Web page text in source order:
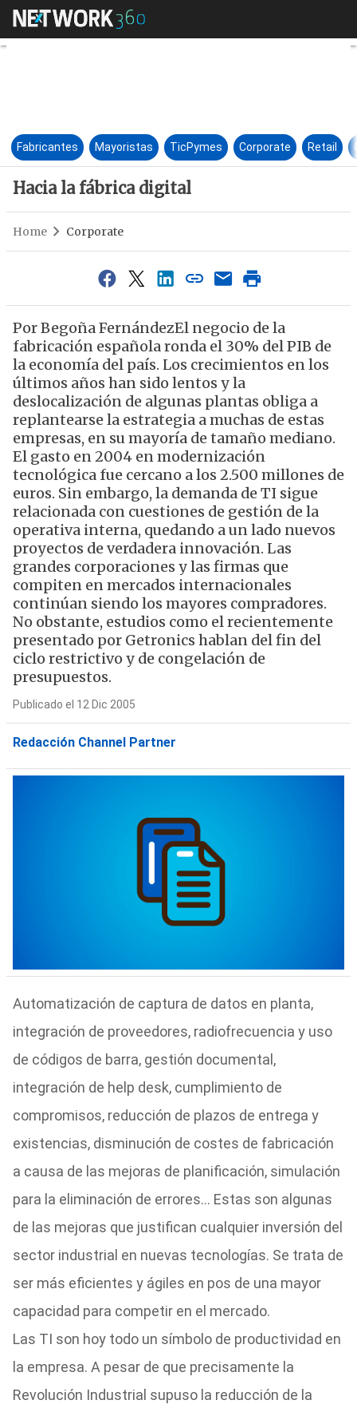
Hacia la fábrica digital
Fabricantes Mayoristas TicPymes Corporate Retail
Hacia la fábrica digital
Home Corporate
Por Begoña FernándezEl negocio de la
fabricación española ronda el 30% del PIB de
la economía del país. Los crecimientos en los
últimos años han sido lentos y la
deslocalización de algunas plantas obliga a
replantearse la estrategia a muchas de estas
empresas, en su mayoría de tamaño mediano.
El gasto en 2004 en modernización
tecnológica fue cercano a los 2.500 millones de
euros. Sin embargo, la demanda de TI sigue
relacionada con cuestiones de gestión de la
operativa interna, quedando a un lado nuevos
proyectos de verdadera innovación. Las
grandes corporaciones y las firmas que
compiten en mercados internacionales
continúan siendo los mayores compradores.
No obstante, estudios como el recientemente
presentado por Getronics hablan del fin del
ciclo restrictivo y de congelación de
presupuestos.
Publicado el 12 Dic 2005
Redacción Channel Partner
Automatización de captura de datos en planta,
integración de proveedores, radiofrecuencia y uso
de códigos de barra, gestión documental,
integración de help desk, cumplimiento de
compromisos, reducción de plazos de entrega y
existencias, disminución de costes de fabricación
a causa de las mejoras de planificación, simulación
para la eliminación de errores… Estas son algunas
de las mejoras que justifican cualquier inversión del
sector industrial en nuevas tecnologías. Se trata de
ser más eficientes y ágiles en pos de una mayor
capacidad para competir en el mercado.
Las TI son hoy todo un símbolo de productividad en
la empresa. A pesar de que precisamente la
Revolución Industrial supuso la reducción de la